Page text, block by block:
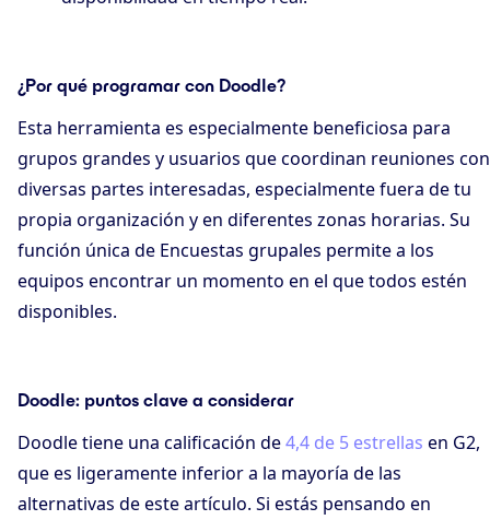
¿Por qué programar con Doodle?
Esta herramienta es especialmente beneficiosa para
grupos grandes y usuarios que coordinan reuniones con
diversas partes interesadas, especialmente fuera de tu
propia organización y en diferentes zonas horarias. Su
función única de Encuestas grupales permite a los
equipos encontrar un momento en el que todos estén
disponibles.
Doodle: puntos clave a considerar
Doodle tiene una calificación de4,4 de 5 estrellas en G2,
que es ligeramente inferior a la mayoría de las
alternativas de este artículo. Si estás pensando en